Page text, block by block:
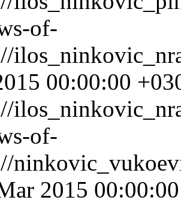
of-
00:00:00
of-
2015